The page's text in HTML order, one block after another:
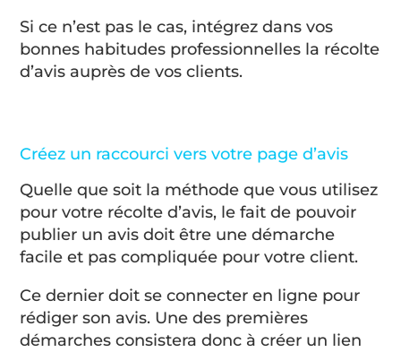
Si ce n’est pas le cas, intégrez dans vos
bonnes habitudes professionnelles la récolte
d’avis auprès de vos clients.
Créez un raccourci vers votre page d’avis
Quelle que soit la méthode que vous utilisez
pour votre récolte d’avis, le fait de pouvoir
publier un avis doit être une démarche
facile et pas compliquée pour votre client.
Ce dernier doit se connecter en ligne pour
rédiger son avis. Une des premières
démarches consistera donc à créer un lien